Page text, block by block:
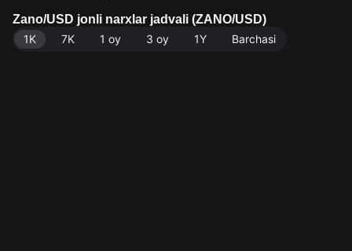
Zano/USD jonli narxlar jadvali (ZANO/USD)
1K
7K 1 oy 3 oy 1Y Barchasi